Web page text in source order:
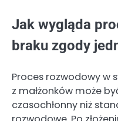
Jak wygląda
braku zgody
Proces rozwodowy w
z małżonków może
czasochłonny niż